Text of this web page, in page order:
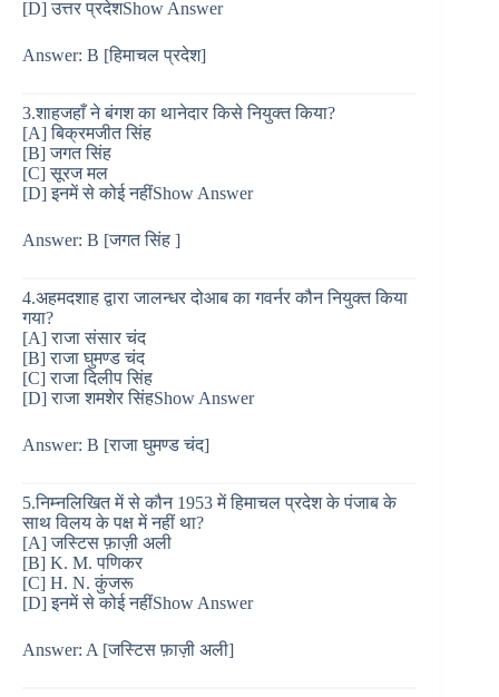
[D] उत्तर प्रदेशShow Answer
Answer: B [हिमाचल प्रदेश]
3.शाहजहाँ ने बंगश का थानेदार किसे नियुक्त किया?
[A] बिक्रमजीत सिंह
[B] जगत सिंह
[C] सूरज मल
[D] इनमें से कोई नहींShow Answer
Answer: B [जगत सिंह ]
4.अहमदशाह द्वारा जालन्धर दोआब का गवर्नर कौन नियुक्त किया
गया?
[A] राजा संसार चंद
[B] राजा घुमण्ड चंद
[C] राजा दिलीप सिंह
[D] राजा शमशेर सिंहShow Answer
Answer: B [राजा घुमण्ड चंद]
5.निम्नलिखित में से कौन 1953 में हिमाचल प्रदेश के पंजाब के
साथ विलय के पक्ष में नहीं था?
[A] जस्टिस फ़ाज़ी अली
[B] K. M. पणिकर
[C] H. N. कुंजरू
[D] इनमें से कोई नहींShow Answer
Answer: A [जस्टिस फ़ाज़ी अली]